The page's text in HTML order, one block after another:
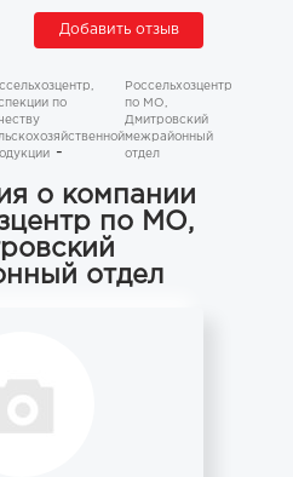
Добавить отзыв
по
Россельхозцентр
по МО,
Дмитровский
межрайонный
отдел
о компании
по МО,
отдел